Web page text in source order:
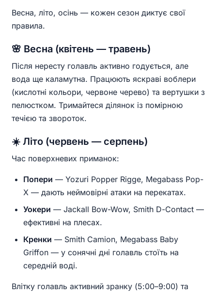
Весна, літо, осінь — кожен сезон диктує свої
правила.
🌸 Весна (квітень — травень)
Після нересту голавль активно годується, але
вода ще каламутна. Працюють яскраві воблери
(кислотні кольори, червоне черево) та вертушки з
пелюстком. Тримайтеся ділянок із помірною
течією та звороток.
☀️ Літо (червень — серпень)
Час поверхневих приманок:
Попери — Yozuri Popper Rigge, Megabass Pop-
X — дають неймовірні атаки на перекатах.
Уокери — Jackall Bow-Wow, Smith D-Contact —
ефективні на плесах.
Кренки — Smith Camion, Megabass Baby
Griffon — у сонячні дні голавль стоїть на
середній воді.
Влітку голавль активний зранку (5:00–9:00) та